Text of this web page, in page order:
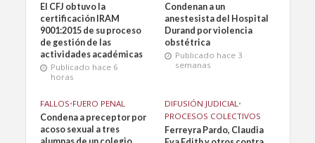
El CFJ obtuvo la
certificación IRAM
9001:2015 de su proceso
de gestión de las
actividades académicas
Publicado hace 6
horas
Condenan a un
anestesista del Hospital
Durand por violencia
obstétrica
Publicado hace 3
semanas
FALLOS•FUERO PENAL
Condena a preceptor por
acoso sexual a tres
DIFUSIÓN JUDICIAL •
PROCESOS COLECTIVOS
Ferreyra Pardo, Claudia